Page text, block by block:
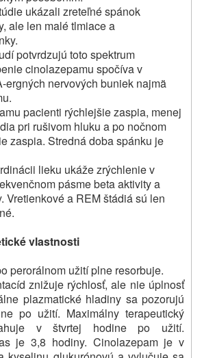
ukázali zreteľné spánok
ale len malé tlmiace a
potvrdzujú toto spektrum
cinolazepamu spočíva v
ergných nervových buniek najmä
pacienti rýchlejšie zaspia, menej
pri rušivom hluku a po nočnom
zaspia. Stredná doba spánku je
lieku ukáže zrýchlenie v
pásme beta aktivity a
Vretienkové a REM štádiá sú len
vlastnosti
perorálnom užití plne resorbuje.
znižuje rýchlosť, ale nie úplnosť
plazmatické hladiny sa pozorujú
po užití. Maximálny terapeutický
v štvrtej hodine po užití.
je 3,8 hodiny. Cinolazepam je v